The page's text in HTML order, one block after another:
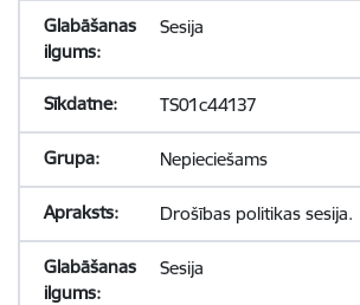
Sesija
TS01c44137
Nepieciešams
Drošības politikas sesija.
Sesija